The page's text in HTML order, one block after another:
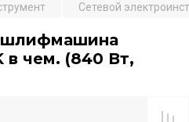
Сетевой
в чем. (840 Вт,